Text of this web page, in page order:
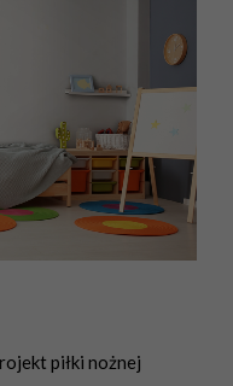
piłki nożnej